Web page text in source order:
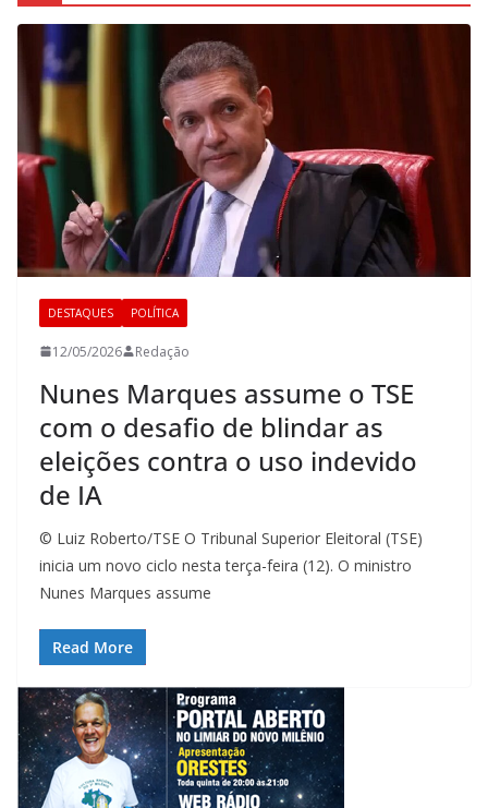
DESTAQUES POLÍTICA
12/05/2026 Redação
Nunes Marques assume o TSE
com o desafio de blindar as
eleições contra o uso indevido
de IA
© Luiz Roberto/TSE O Tribunal Superior Eleitoral (TSE)
inicia um novo ciclo nesta terça-feira (12). O ministro
Nunes Marques assume
Read More